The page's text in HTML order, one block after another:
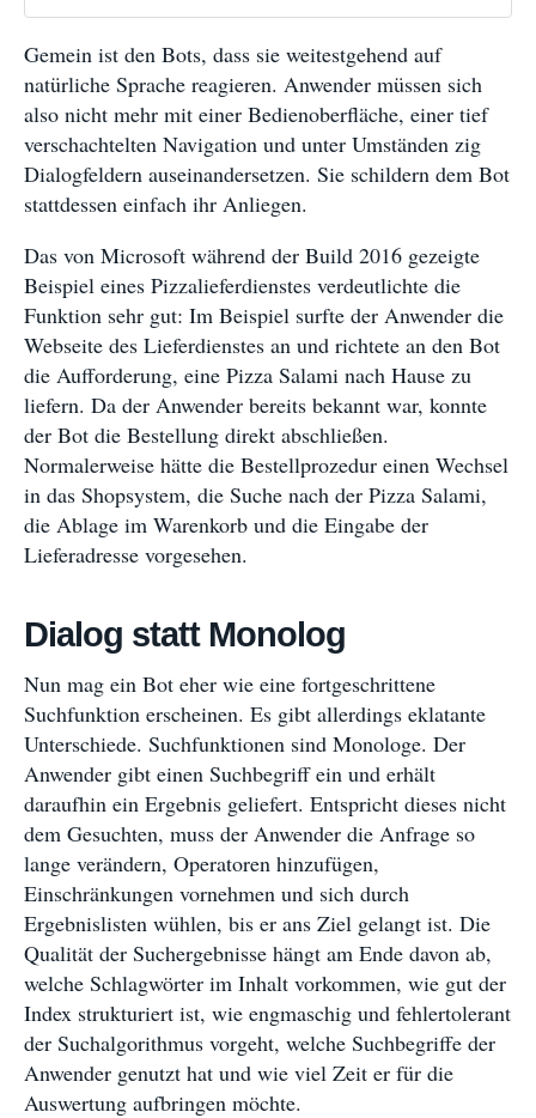
Gemein ist den Bots, dass sie weitestgehend auf
natürliche Sprache reagieren. Anwender müssen sich
also nicht mehr mit einer Bedienoberfläche, einer tief
verschachtelten Navigation und unter Umständen zig
Dialogfeldern auseinandersetzen. Sie schildern dem Bot
stattdessen einfach ihr Anliegen.
Das von Microsoft während der Build 2016 gezeigte
Beispiel eines Pizzalieferdienstes verdeutlichte die
Funktion sehr gut: Im Beispiel surfte der Anwender die
Webseite des Lieferdienstes an und richtete an den Bot
die Aufforderung, eine Pizza Salami nach Hause zu
liefern. Da der Anwender bereits bekannt war, konnte
der Bot die Bestellung direkt abschließen.
Normalerweise hätte die Bestellprozedur einen Wechsel
in das Shopsystem, die Suche nach der Pizza Salami,
die Ablage im Warenkorb und die Eingabe der
Lieferadresse vorgesehen.
Dialog statt Monolog
Nun mag ein Bot eher wie eine fortgeschrittene
Suchfunktion erscheinen. Es gibt allerdings eklatante
Unterschiede. Suchfunktionen sind Monologe. Der
Anwender gibt einen Suchbegriff ein und erhält
daraufhin ein Ergebnis geliefert. Entspricht dieses nicht
dem Gesuchten, muss der Anwender die Anfrage so
lange verändern, Operatoren hinzufügen,
Einschränkungen vornehmen und sich durch
Ergebnislisten wühlen, bis er ans Ziel gelangt ist. Die
Qualität der Suchergebnisse hängt am Ende davon ab,
welche Schlagwörter im Inhalt vorkommen, wie gut der
Index strukturiert ist, wie engmaschig und fehlertolerant
der Suchalgorithmus vorgeht, welche Suchbegriffe der
Anwender genutzt hat und wie viel Zeit er für die
Auswertung aufbringen möchte.